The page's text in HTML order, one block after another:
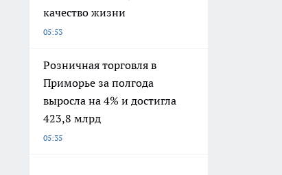
качество жизни
05:53
Розничная торговля в
Приморье за полгода
выросла на 4% и достигла
423,8 млрд
05:35